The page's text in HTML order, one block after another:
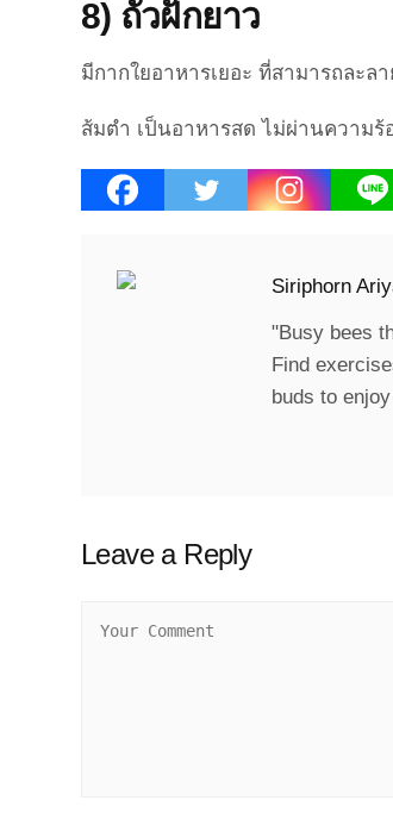
8) ถั่วฝักยาว
มีกากใยอาหารเยอะ ที่สามารถละ
ส้มตำ เป็นอาหารสด ไม่ผ่านความร้
Siriphorn
"Busy bees
Find
buds to
Leave a Reply